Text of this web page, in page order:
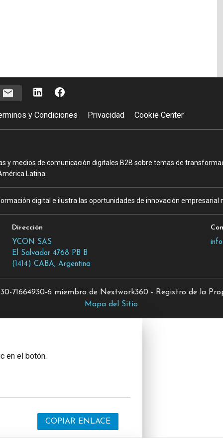
y Condiciones Privacidad Cookie Center
y medios de comunicación digitales B2B sobre temas de
Latina.
digital e ilustra las oportunidades de innovación empresarial
Dirección
YCON SAS
El Salvador 4768 PB B
(1414) CABA, Argentina
71664930-6 miembro de Nextwork360 - Registro de la
Mapa del Sitio
en el botón.
COPIAR ENLACE